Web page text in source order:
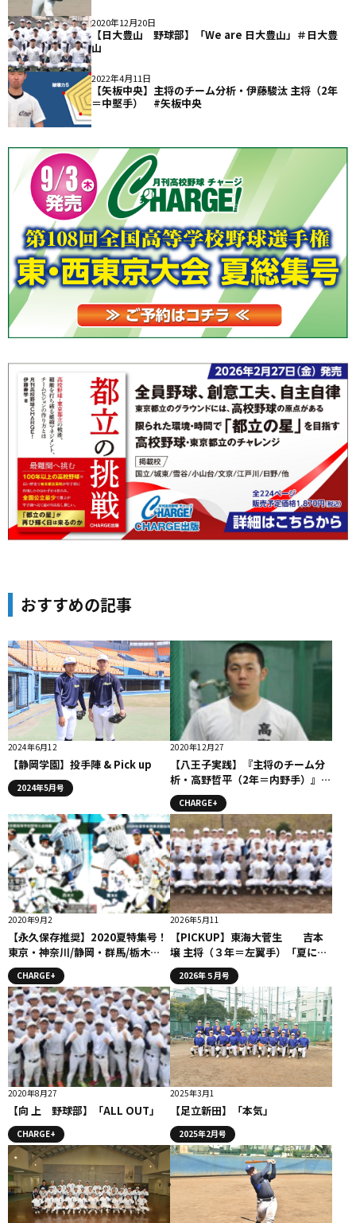
2020年12月20日
【日大豊山 野球部】「We are 日大豊山」＃日大豊
山
2022年4月11日
【矢板中央】主将のチーム分析・伊藤駿汰 主将（2年
＝中堅手） #矢板中央
おすすめの記事
2024年6月12
【静岡学園】投手陣 & Pick up
2024年5月号
2020年12月27
【八王子実践】『主将のチーム分
析・高野哲平（2年＝内野手）』コ
ラム #八王子実践
CHARGE+
2020年9月2
【永久保存推奨】2020夏特集号！
東京・神奈川/静岡・群馬/栃木
版 チャージ９月号 好評配布
中！CHARGE+
2026年5月11
【PICKUP】東海大菅生 吉本
壌 主将（３年＝左翼手）「夏に全
てを懸けていく」
2026年５月号
2020年8月27
【向 上 野球部】「ALL OUT」
CHARGE+
2025年3月1
【足立新田】「本気」
2025年2月号